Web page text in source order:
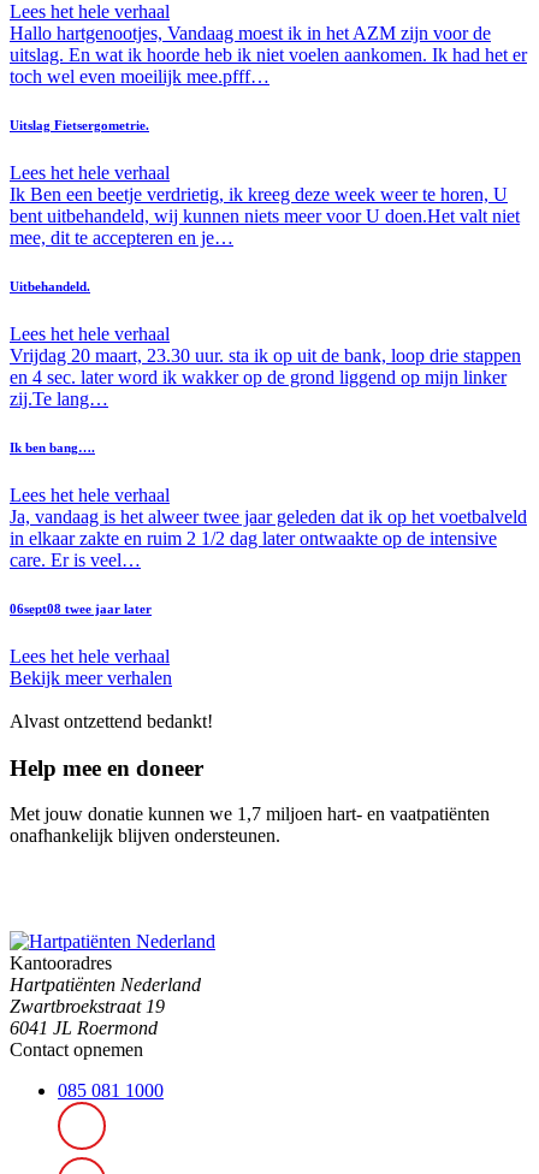
Lees het hele verhaal
Hallo hartgenootjes, Vandaag moest ik in het AZM zijn voor de
uitslag. En wat ik hoorde heb ik niet voelen aankomen. Ik had het er
toch wel even moeilijk mee.pfff…
Uitslag Fietsergometrie.
Lees het hele verhaal
Ik Ben een beetje verdrietig, ik kreeg deze week weer te horen, U
bent uitbehandeld, wij kunnen niets meer voor U doen.Het valt niet
mee, dit te accepteren en je…
Uitbehandeld.
Lees het hele verhaal
Vrijdag 20 maart, 23.30 uur. sta ik op uit de bank, loop drie stappen
en 4 sec. later word ik wakker op de grond liggend op mijn linker
zij.Te lang…
Ik ben bang….
Lees het hele verhaal
Ja, vandaag is het alweer twee jaar geleden dat ik op het voetbalveld
in elkaar zakte en ruim 2 1/2 dag later ontwaakte op de intensive
care. Er is veel…
06sept08 twee jaar later
Lees het hele verhaal
Bekijk meer verhalen
Alvast ontzettend bedankt!
Help mee en doneer
Met jouw donatie kunnen we 1,7 miljoen hart- en vaatpatiënten
onafhankelijk blijven ondersteunen.
Kantooradres
Hartpatiënten Nederland
Zwartbroekstraat 19
6041 JL Roermond
Contact opnemen
085 081 1000